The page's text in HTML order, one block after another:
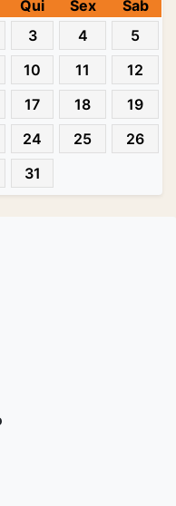
Qui Sex
Sab
3 4
5
10 11
12
17 18
19
24 25
26
31